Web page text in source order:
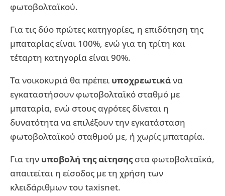
φωτοβολταϊκού.
Για τις δύο πρώτες κατηγορίες, η επιδότηση της
μπαταρίας είναι 100%, ενώ για τη τρίτη και
τέταρτη κατηγορία είναι 90%.
Τα νοικοκυριά θα πρέπει υποχρεωτικάνα
εγκαταστήσουν φωτοβολταϊκό σταθμό με
μπαταρία, ενώ στους αγρότες δίνεται η
δυνατότητα να επιλέξουν την εγκατάσταση
φωτοβολταϊκού σταθμού με, ή χωρίς μπαταρία.
Για την υποβολή της αίτησηςστα φωτοβολταϊκά,
απαιτείται η είσοδος με τη χρήση των
κλειδάριθμων του taxisnet.